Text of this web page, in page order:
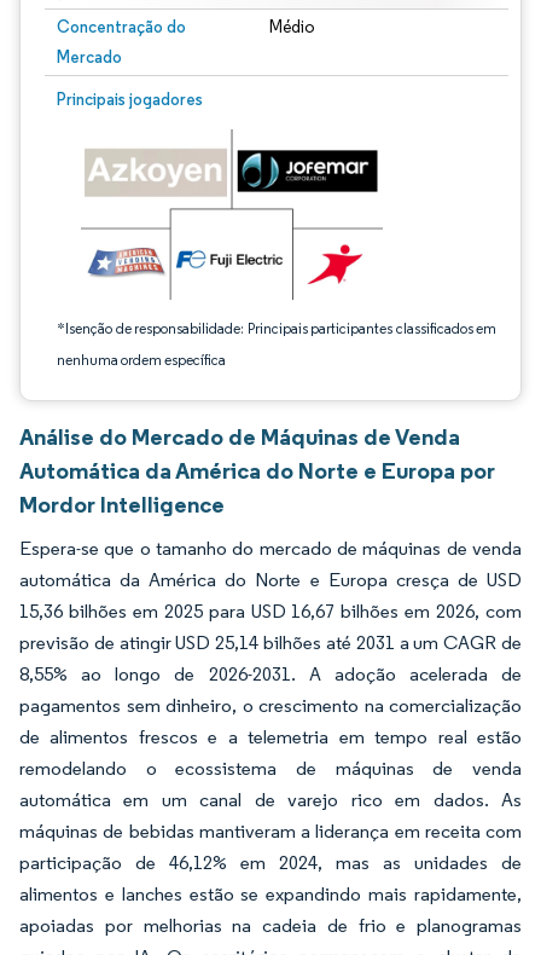
Concentração do
Mercado
Médio
Principais jogadores
*Isenção de responsabilidade: Principais participantes classificados em
nenhuma ordem específica
Imagem © Mordor Intelligence. O reuso requer atribuição conforme CC BY 4.0.
Análise do Mercado de Máquinas de Venda
Automática da América do Norte e Europa por
Mordor Intelligence
Espera-se que o tamanho do mercado de máquinas de venda
automática da América do Norte e Europa cresça de USD
15,36 bilhões em 2025 para USD 16,67 bilhões em 2026, com
previsão de atingir USD 25,14 bilhões até 2031 a um CAGR de
8,55% ao longo de 2026-2031. A adoção acelerada de
pagamentos sem dinheiro, o crescimento na comercialização
de alimentos frescos e a telemetria em tempo real estão
remodelando o ecossistema de máquinas de venda
automática em um canal de varejo rico em dados. As
máquinas de bebidas mantiveram a liderança em receita com
participação de 46,12% em 2024, mas as unidades de
alimentos e lanches estão se expandindo mais rapidamente,
apoiadas por melhorias na cadeia de frio e planogramas